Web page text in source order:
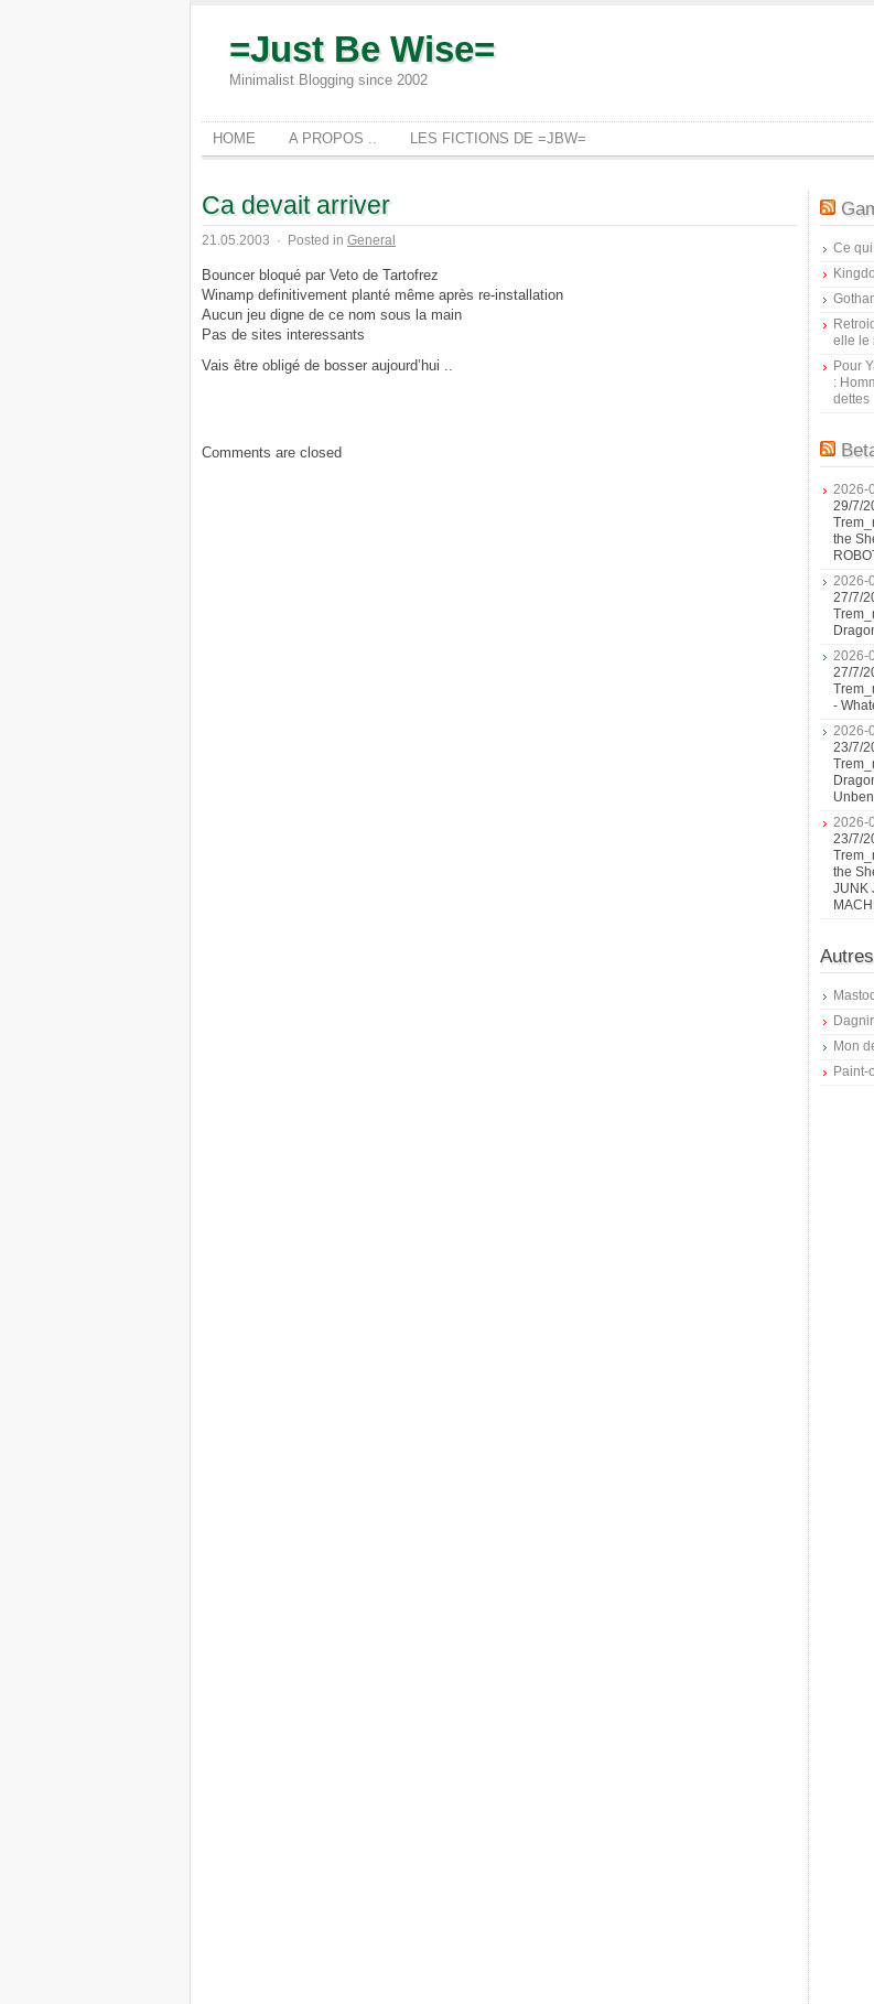
=Just Be Wise=
Minimalist Blogging since 2002
HOME A PROPOS .. LES FICTIONS DE =JBW=
Ca devait arriver
21.05.2003 · Posted in General
Bouncer bloqué par Veto de Tartofrez
Winamp definitivement planté même après re-installation
Aucun jeu digne de ce nom sous la main
Pas de sites interessants
Vais être obligé de bosser aujourd’hui ..
Comments are closed
Ce
elle le
Pour
:
dettes
2026-
29/7/
the
2026-
27/7/
2026-
27/7/
-
2026-
23/7/
2026-
23/7/
the
JUNK
Mon
Paint-